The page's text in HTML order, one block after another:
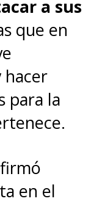
a sus
que en
hacer
para la
en el